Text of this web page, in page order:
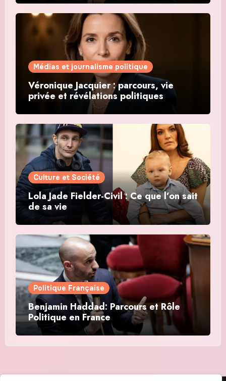
Médias et journalisme politique
Véronique Jacquier : parcours, vie
privée et révélations politiques
Culture et Société
Lola Jade Fielder-Civil : Ce que l’on sait
de sa vie
Politique Française
Benjamin Haddad: Parcours et Rôle
Politique en France